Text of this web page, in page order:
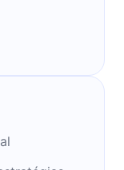
há
vendas